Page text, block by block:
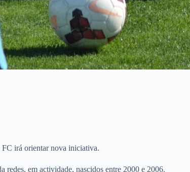
irá orientar nova iniciativa.
redes, em actividade, nascidos entre 2000 e 2006.